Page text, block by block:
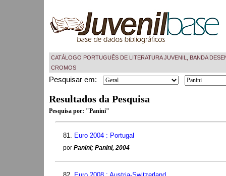
CATÁLOGO PORTUGUÊS DE LITERATURA JUVENIL, BANDA
CROMOS
Pesquisar em:
Resultados da Pesquisa
Pesquisa por: "Panini"
81. Euro 2004 : Portugal
por Panini; Panini, 2004